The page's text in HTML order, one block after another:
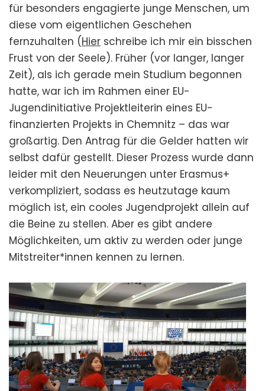
für besonders engagierte junge Menschen, um
diese vom eigentlichen Geschehen
fernzuhalten (Hier schreibe ich mir ein bisschen
Frust von der Seele). Früher (vor langer, langer
Zeit), als ich gerade mein Studium begonnen
hatte, war ich im Rahmen einer EU-
Jugendinitiative Projektleiterin eines EU-
finanzierten Projekts in Chemnitz – das war
großartig. Den Antrag für die Gelder hatten wir
selbst dafür gestellt. Dieser Prozess wurde dann
leider mit den Neuerungen unter Erasmus+
verkompliziert, sodass es heutzutage kaum
möglich ist, ein cooles Jugendprojekt allein auf
die Beine zu stellen. Aber es gibt andere
Möglichkeiten, um aktiv zu werden oder junge
Mitstreiter*innen kennen zu lernen.